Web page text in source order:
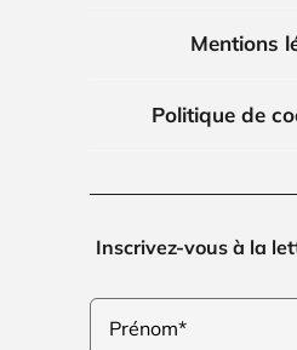
Mentions
Politique de
Inscrivez-vous à la